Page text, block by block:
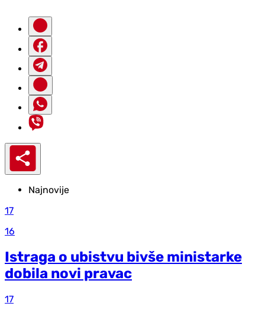
Najnovije
17
16
Istraga o ubistvu bivše ministarke
dobila novi pravac
17